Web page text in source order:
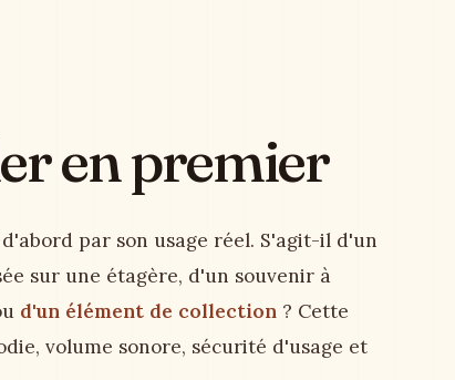
en premier
par son usage réel. S'agit-il d'un
sur une étagère, d'un souvenir à
d'un élément de collection ? Cette
volume sonore, sécurité d'usage et